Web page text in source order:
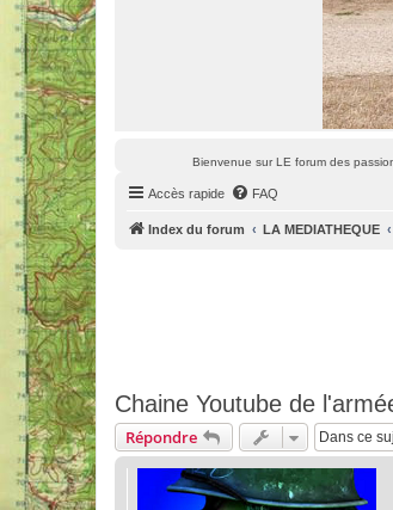
Bienvenue sur LE forum des
Accès rapide FAQ
Index du forum LA MEDIATHEQUE
Chaine Youtube de
Répondre